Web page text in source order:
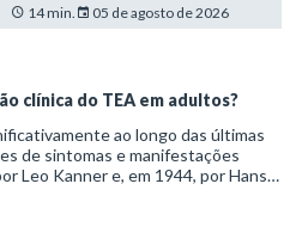
14 min. 05 de agosto de 2026
clínica do TEA em adultos?
de sintomas e manifestações
Leo Kanner e, em 1944, por Hans